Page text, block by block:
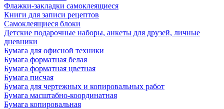
Флажки-закладки самоклеящиеся
Книги для записи рецептов
Самоклеящиеся блоки
Детские подарочные наборы, анкеты для друзей, личные
дневники
Бумага для офисной техники
Бумага форматная белая
Бумага форматная цветная
Бумага писчая
Бумага для чертежных и копировальных работ
Бумага масштабно-координатная
Бумага копировальная